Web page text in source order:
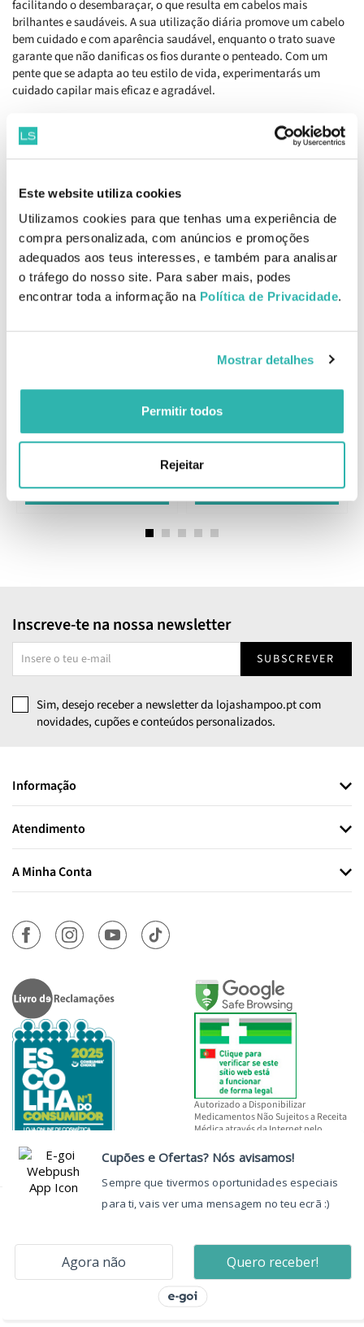
Este website utiliza cookies
Utilizamos cookies para que tenhas uma experiência de
compra personalizada, com anúncios e promoções
adequados aos teus interesses, e também para analisar
o tráfego do nosso site. Para saber mais, podes
encontrar toda a informação na Política de Privacidade.
Mostrar detalhes
Permitir todos
Rejeitar
facilitando o desembaraçar, o que resulta em cabelos mais
brilhantes e saudáveis. A sua utilização diária promove um cabelo
bem cuidado e com aparência saudável, enquanto o trato suave
garante que não danificas os fios durante o penteado. Com um
pente que se adapta ao teu estilo de vida, experimentarás um
cuidado capilar mais eficaz e agradável.
Como aplicar
Utilizar o pente para desembaraçar os fios a partir das pontas em
direção à raiz.
EAN: 8412122640774
Produtos Relacionados
Escarpidor Anti-Estático
€5.51 8.50
ADICIONAR
Beter Elite Escova Térmica
€7.61 8.95
ADICIONAR
Inscreve-te na nossa newsletter
SUBSCREVER
Sim, desejo receber a newsletter da lojashampoo.pt com
novidades, cupões e conteúdos personalizados.
Informação
Atendimento
A Minha Conta
Autorizado a Disponibilizar
Medicamentos Não Sujeitos a Receita
Médica através da Internet pelo